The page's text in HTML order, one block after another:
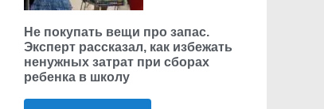
Не покупать вещи про запас.
Эксперт рассказал, как избежать
ненужных затрат при сборах
ребенка в школу